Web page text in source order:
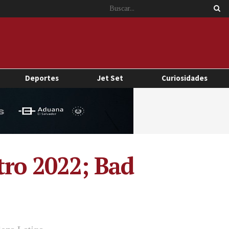
Deportes Jet Set Curiosidades
2022; Bad